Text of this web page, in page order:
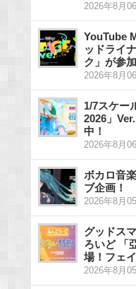
2026年8月
YouTube
ッドライ
ク」が参
2026年8月
1/7スケー
2026」
中！
2026年8月
ボカロ音
ブ企画！
2026年8月
グッドス
ろいど 「
場！フェ
2026年8月